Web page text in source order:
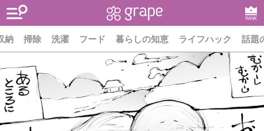
RANK
納 掃除 洗濯 フード 暮らしの知恵 ライフハック 話題